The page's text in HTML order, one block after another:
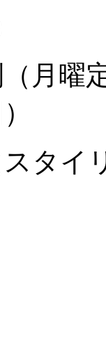
（月曜
タイ